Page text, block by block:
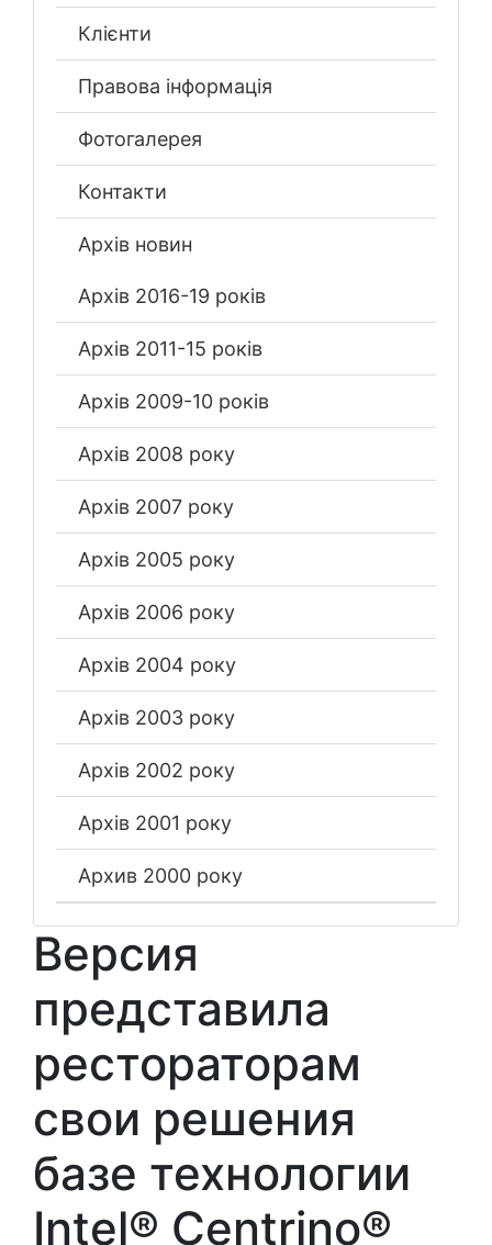
Клієнти
Правова інформація
Фотогалерея
Контакти
Архів новин
Архів 2016-19 років
Архів 2011-15 років
Архів 2009-10 років
Архів 2008 року
Архів 2007 року
Архів 2005 року
Архів 2006 року
Архів 2004 року
Архів 2003 року
Архів 2002 року
Архів 2001 року
Архив 2000 року
Версия
представила
рестораторам
свои решения
базе технологии
Intel® Centrino®